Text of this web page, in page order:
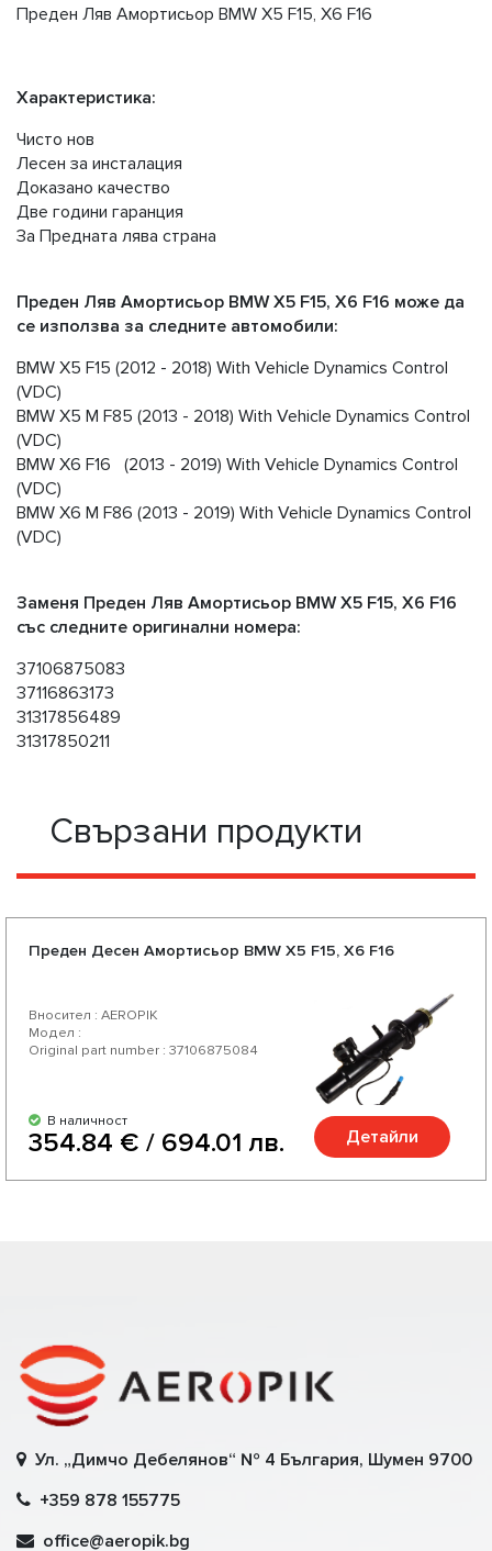
Преден Ляв Амортисьор BMW X5 F15, X6 F16
Характеристика:
Чисто нов
Лесен за инсталация
Доказано качество
Две години гаранция
За Предната лява страна
Преден Ляв Амортисьор BMW X5 F15, X6 F16 може да
се използва за следните автомобили:
BMW X5 F15 (2012 - 2018) With Vehicle Dynamics Control
(VDC)
BMW X5 M F85 (2013 - 2018) With Vehicle Dynamics Control
(VDC)
BMW X6 F16 (2013 - 2019) With Vehicle Dynamics Control
(VDC)
BMW X6 M F86 (2013 - 2019) With Vehicle Dynamics Control
(VDC)
Заменя Преден Ляв Амортисьор BMW X5 F15, X6 F16
със следните оригинални номера:
37106875083
37116863173
31317856489
31317850211
Свързани продукти
Преден Десен Амортисьор BMW X5 F15, X6 F16
Вносител : AEROPIK
Модел :
Original part number : 37106875084
В наличност
354.84 € / 694.01 лв. Детайли
Ул. „Димчо Дебелянов“ № 4 България, Шумен 9700
+359 878 155775
office@aeropik.bg